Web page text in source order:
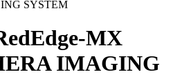
SYSTEM
MX
IMAGING